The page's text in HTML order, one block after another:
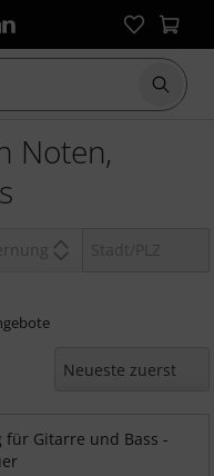
Suche
Noten,
Gitarre und Bass -